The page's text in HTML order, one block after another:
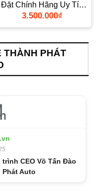
Đặt Chính Hãng Uy Tín
TPHCM
3.500.000₫
THÀNH PHÁT
CEO Võ Tấn Đào
Auto